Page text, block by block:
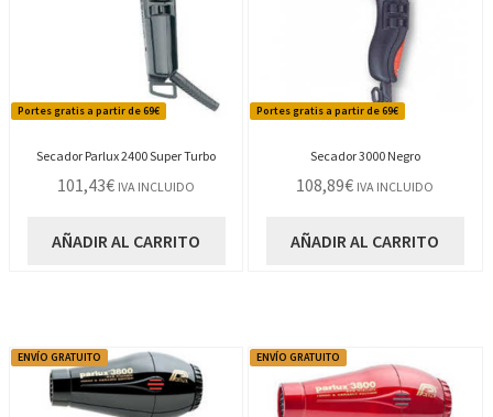
Portes gratis a partir de 69€
Secador Parlux 2400 Super Turbo
101,43€ IVA INCLUIDO
AÑADIR AL CARRITO
Portes gratis a partir de 69€
Secador 3000 Negro
108,89€ IVA INCLUIDO
AÑADIR AL CARRITO
ENVÍO GRATUITO ENVÍO GRATUITO